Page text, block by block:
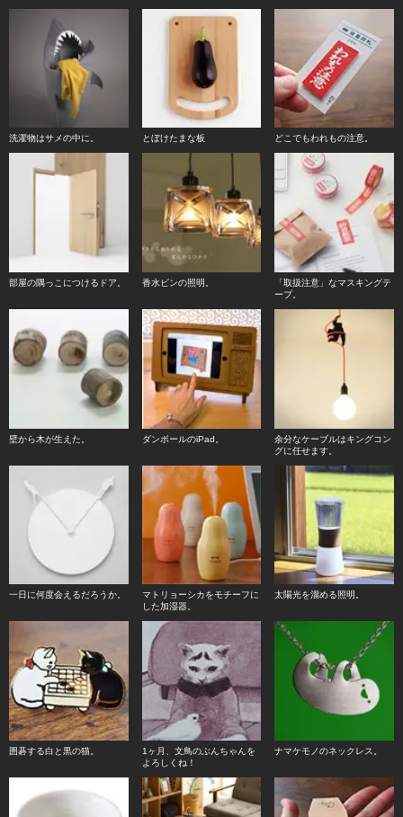
洗濯物はサメの中に。 とぼけたまな板 どこでもわれもの注意。
部屋の隅っこにつけるドア。 香水ビンの照明。
「取扱注意」なマスキングテ
ープ。
壁から木が生えた。 ダンボールのiPad。
余分なケーブルはキングコン
グに任せます。
一日に何度会えるだろうか。
マトリョーシカをモチーフに
した加湿器。
太陽光を溜める照明。
囲碁する白と黒の猫。
1ヶ月、文鳥のぶんちゃんを
よろしくね！
ナマケモノのネックレス。